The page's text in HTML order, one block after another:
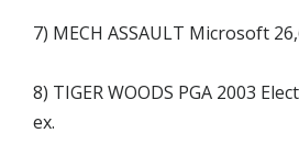
7) MECH ASSAULT Microsoft
8) TIGER WOODS PGA 2003
ex.